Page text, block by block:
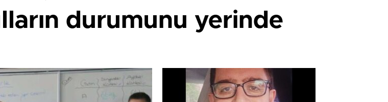
durumunu yerinde